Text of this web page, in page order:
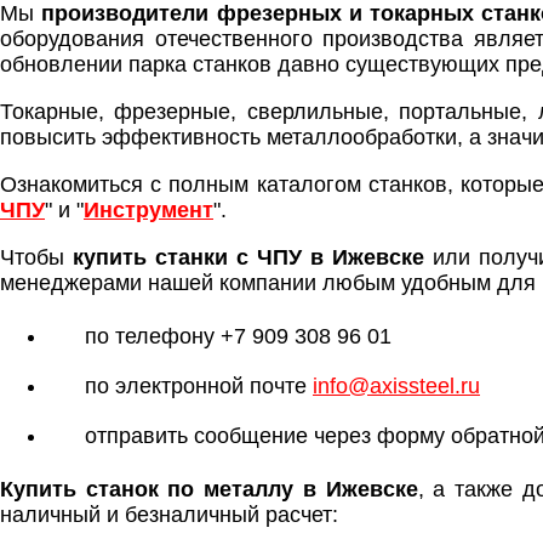
Мы производители фрезерных и токарных
оборудования отечественного производства
обновлении парка станков давно существующих
Токарные, фрезерные, сверлильные,
повысить эффективность металлообработки, а
Ознакомиться с полным каталогом станков,
ЧПУ" и "Инструмент".
Чтобы купить станки с ЧПУ в Ижевске или
менеджерами нашей компании любым удобным для
по телефону +7 909 308 96 01
по электронной почте info@axissteel.ru
отправить сообщение через форму
Купить станок по металлу в Ижевске, а также
наличный и безналичный расчет: